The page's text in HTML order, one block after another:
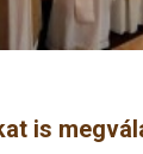
is